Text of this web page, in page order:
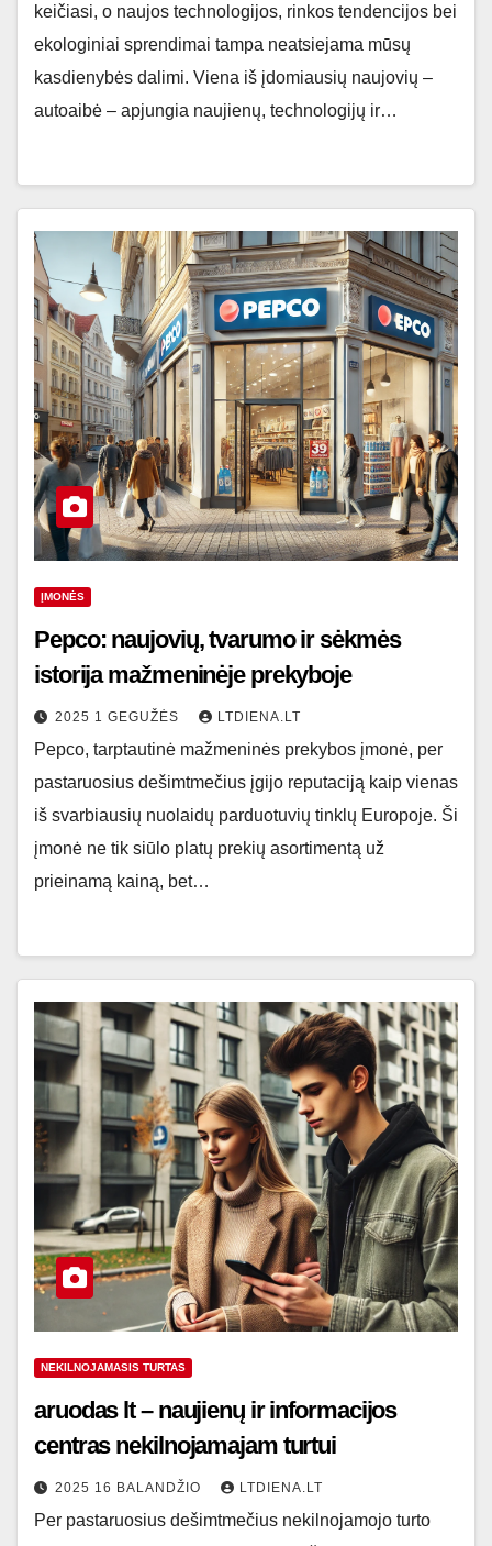
keičiasi, o naujos technologijos, rinkos tendencijos bei
ekologiniai sprendimai tampa neatsiejama mūsų
kasdienybės dalimi. Viena iš įdomiausių naujovių –
autoaibė – apjungia naujienų, technologijų ir…
ĮMONĖS
Pepco: naujovių, tvarumo ir sėkmės
istorija mažmeninėje prekyboje
2025 1 GEGUŽĖS LTDIENA.LT
Pepco, tarptautinė mažmeninės prekybos įmonė, per
pastaruosius dešimtmečius įgijo reputaciją kaip vienas
iš svarbiausių nuolaidų parduotuvių tinklų Europoje. Ši
įmonė ne tik siūlo platų prekių asortimentą už
prieinamą kainą, bet…
NEKILNOJAMASIS TURTAS
aruodas lt – naujienų ir informacijos
centras nekilnojamajam turtui
2025 16 BALANDŽIO LTDIENA.LT
Per pastaruosius dešimtmečius nekilnojamojo turto